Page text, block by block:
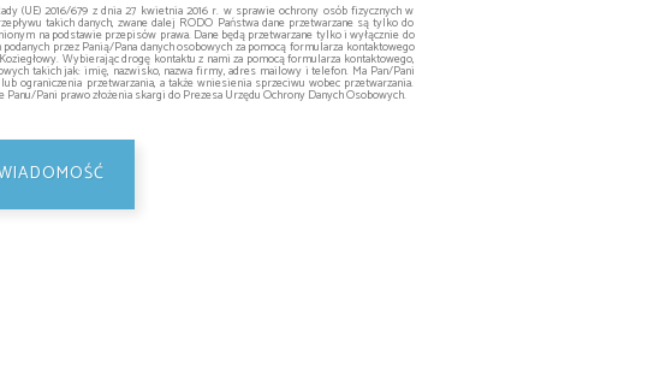
(UE) 2016/679 z dnia 27 kwietnia 2016 r. w sprawie ochrony osób fizycznych w
takich danych, zwane dalej RODO Państwa dane przetwarzane są tylko do
na podstawie przepisów prawa. Dane będą przetwarzane tylko i wyłącznie do
przez Panią/Pana danych osobowych za pomocą formularza kontaktowego
Wybierając drogę kontaktu z nami za pomocą formularza kontaktowego,
takich jak: imię, nazwisko, nazwa firmy, adres mailowy i telefon. Ma Pan/Pani
ograniczenia przetwarzania, a także wniesienia sprzeciwu wobec przetwarzania.
Pani prawo złożenia skargi do Prezesa Urzędu Ochrony Danych Osobowych.